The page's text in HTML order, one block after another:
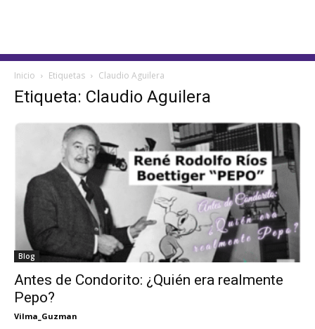
Inicio Etiquetas Claudio Aguilera
Etiqueta: Claudio Aguilera
Blog
Antes de Condorito: ¿Quién era realmente
Pepo?
Vilma_Guzman